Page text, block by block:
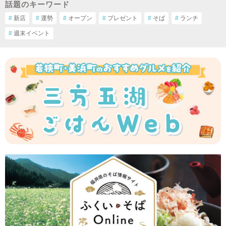
話題のキーワード
# 新店 # 運勢 # オープン # プレゼント # そば # ランチ
# 週末イベント